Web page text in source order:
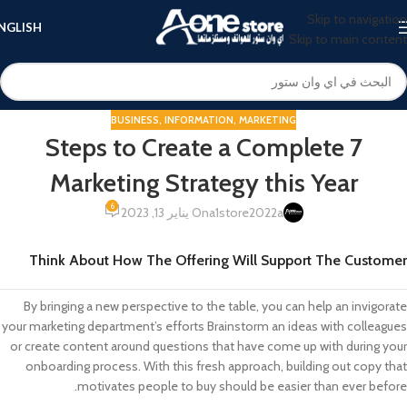
Skip to navigation
Skip to main content
BUSINESS, INFORMATION, MARKETING
7 Steps to Create a Complete
Marketing Strategy this Year
a1store2022aOn يناير 13, 2023 6
Think About How The Offering Will Support The Customer
By bringing a new perspective to the table, you can help an invigorate
your marketing department’s efforts Brainstorm an ideas with colleagues
or create content around questions that have come up with during your
onboarding process. With this fresh approach, building out copy that
motivates people to buy should be easier than ever before.